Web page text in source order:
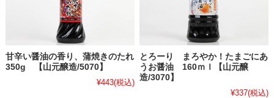
甘辛い醤油の香り、蒲焼きのたれ
350g 【山元醸造/5070】
¥443(税込)
とろーり まろやか！たまごにあ
うお醤油 160ｍｌ【山元醸
造/3070】
¥337(税込)